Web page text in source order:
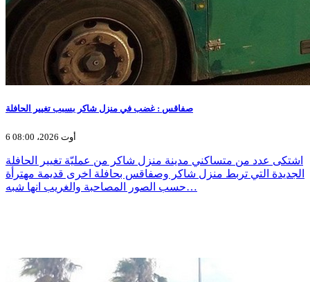
صفاقس : غضب في منزل شاكر بسبب تغيير الحافلة
6 أوت 2026، 08:00
اشتكى عدد من متساكني مدينة منزل شاكر من عمليّة تغيير الحافلة
الجديدة التي تربط منزل شاكر وصفاقس بحافلة اخرى قديمة مهترأة
حسب الصور المصاحبة والغريب انها شبه…